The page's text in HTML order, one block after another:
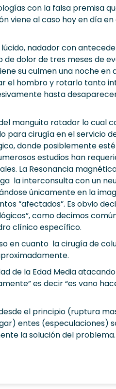
con la falsa premisa
viene al caso hoy en día
nadador con
dolor de tres meses de
su culmen una noche en
el hombro y rotarlo tanto
hasta
manguito rotador lo cual
cirugía en el servicio
donde posiblemente
estudios han
La Resonancia
la interconsulta con un
únicamente en la
“afectados”. Es obvio
como decimos
clínico específico.
en cuanto la cirugía de
de la Edad Media
es decir “es vano
el principio (ruptura
entes (especulaciones)
la solución del problema.